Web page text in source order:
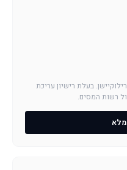
בעלת רישיון עריכת
רשות המסים.